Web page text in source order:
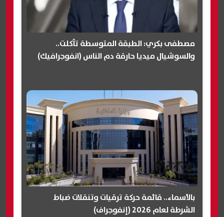
مصطفى بكري: الطبقة المتوسطة تآكلت..
والسوشيال ميديا حارقة دم الناس (انفوجرافيك)
بالأسماء.. قائمة حركة ترقيات وتنقلات ضباط
الشرطة لعام 2026 (إنفوجراف)